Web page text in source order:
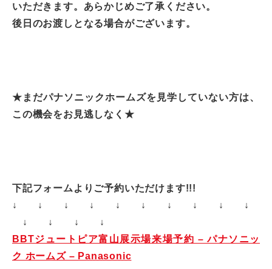
いただきます。あらかじめご了承ください。
後日のお渡しとなる場合がございます。
★まだパナソニックホームズを見学していない方は、
この機会をお見逃しなく★
下記フォームよりご予約いただけます!!!
↓ ↓ ↓ ↓ ↓ ↓ ↓ ↓ ↓ ↓
↓ ↓ ↓ ↓
BBTジュートピア富山展示場来場予約 – パナソニッ
ク ホームズ – Panasonic